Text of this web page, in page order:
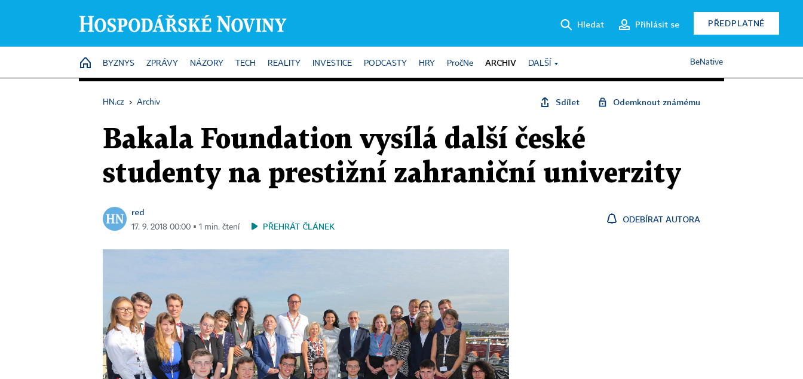
Hledat Přihlásit se PŘEDPLATNÉ
HOME
BYZNYS ZPRÁVY NÁZORY TECH REALITY INVESTICE PODCASTY HRY PročNe ARCHIV DALŠÍ BeNative
HN.cz › Archiv Sdílet Odemknout známému
Bakala Foundation vysílá další české
studenty na prestižní zahraniční univerzity
red
17. 9. 2018 00:00 ▪ 1 min. čtení PŘEHRÁT ČLÁNEK
ODEBÍRAT AUTORA